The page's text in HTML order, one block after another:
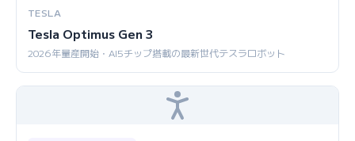
TESLA
Tesla Optimus Gen 3
2026年量産開始・AI5チップ搭載の最新世代テスラロボット